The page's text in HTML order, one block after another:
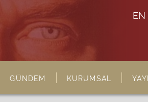
EN
GÜNDEM KURUMSAL